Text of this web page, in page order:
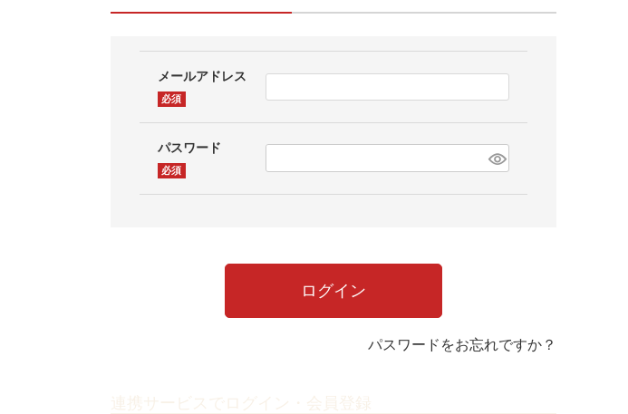
メールアドレス
須)
パスワード
ログイン
パスワードをお忘れですか？
連携サービスでログイン・会員登録